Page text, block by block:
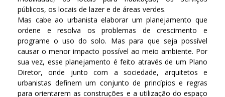
públicos, os locais de lazer e de áreas verdes.
Mas cabe ao urbanista elaborar um planejamento que
ordene e resolva os problemas de crescimento e
programe o uso do solo. Mas para que seja possível
causar o menor impacto possível ao meio ambiente. Por
sua vez, esse planejamento é feito através de um Plano
Diretor, onde junto com a sociedade, arquitetos e
urbanistas definem um conjunto de princípios e regras
para orientarem as construções e a utilização do espaço